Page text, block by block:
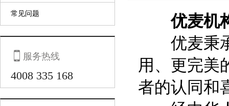
常见问题
 服务热线
4008 335 168
优麦机
优麦秉承
用、更完美
者的认同和